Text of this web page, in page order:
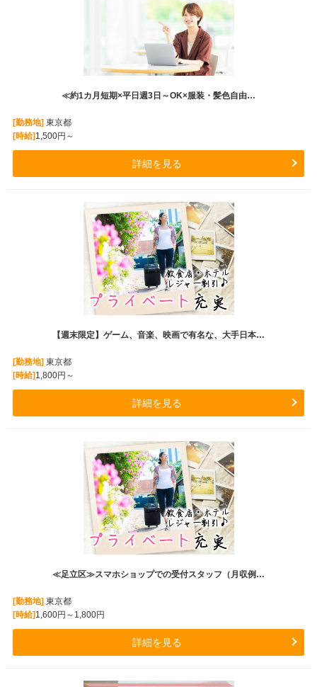
≪約1カ月短期×平日週3日～OK×服装・髪色自由…
[勤務地]東京都
[時給]1,500円～
詳細を見る
【週末限定】ゲーム、音楽、映画で有名な、大手日本…
[勤務地]東京都
[時給]1,800円～
詳細を見る
≪足立区≫スマホショップでの受付スタッフ（月収例…
[勤務地]東京都
[時給]1,600円～1,800円
詳細を見る